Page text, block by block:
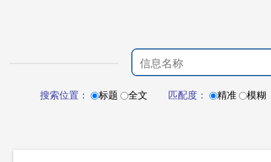
搜索位置： 标题 全文 匹配度： 精准 模糊